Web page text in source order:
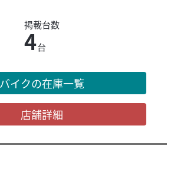
掲載台数
4台
バイクの在庫一覧
店舗詳細